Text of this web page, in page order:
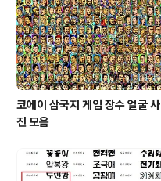
코에이 삼국지 게임 장수 얼굴 사
진 모음